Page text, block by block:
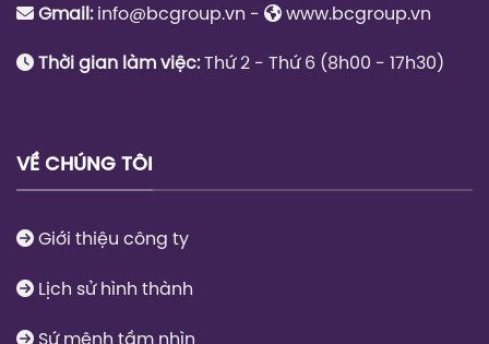
Gmail: info@bcgroup.vn - www.bcgroup.vn
Thời gian làm việc:Thứ 2 - Thứ 6 (8h00 - 17h30)
VỀ CHÚNG TÔI
Giới thiệu công ty
Lịch sử hình thành
Sứ mệnh tầm nhìn